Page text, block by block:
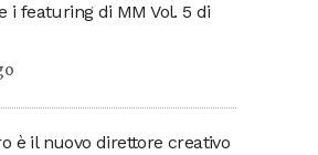
i featuring di MM Vol. 5 di
è il nuovo direttore creativo